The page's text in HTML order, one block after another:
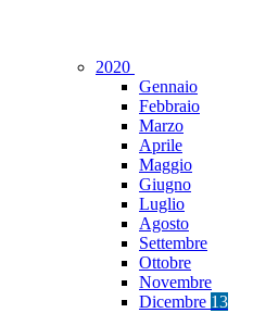
2020
Gennaio
Febbraio
Marzo
Aprile
Maggio
Giugno
Luglio
Agosto
Settembre
Ottobre
Novembre
Dicembre 13